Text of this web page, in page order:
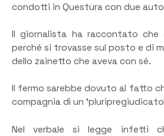
condotti in Questura con due
Il giornalista ha raccontato
perché si trovasse sul posto e di
dello zainetto che aveva con sé.
Il fermo sarebbe dovuto al fatto
compagnia dì un
Nel verbale si legge infetti